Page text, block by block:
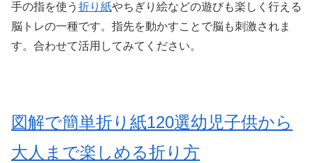
手の指を使う 折り紙やちぎり絵などの遊びも楽しく行える
脳トレの一種です。指先を動かすことで脳も刺激されま
す。合わせて活用してみてください。
図解で簡単折り紙120選幼児子供から
大人まで楽しめる折り方